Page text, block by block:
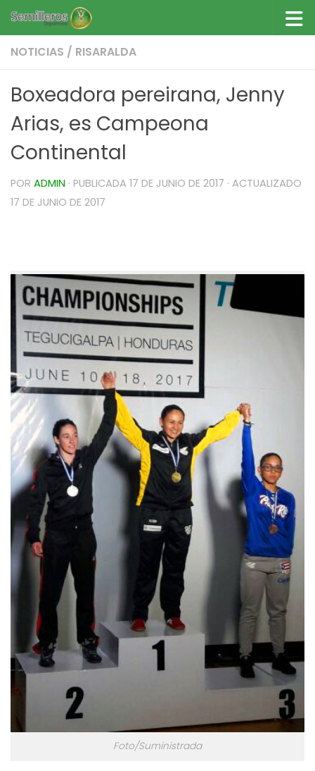
Saltar al contenido
NOTICIAS / RISARALDA
Boxeadora pereirana, Jenny
Arias, es Campeona
Continental
POR ADMIN · PUBLICADA 17 DE JUNIO DE 2017 · ACTUALIZADO
17 DE JUNIO DE 2017
Foto/Suministrada